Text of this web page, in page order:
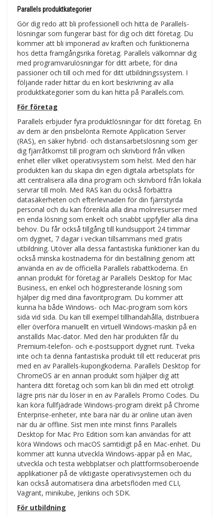
Parallels produktkategorier
Gör dig redo att bli professionell och hitta de Parallels-
lösningar som fungerar bäst för dig och ditt företag. Du
kommer att bli imponerad av kraften och funktionerna
hos detta framgångsrika företag. Parallels välkomnar dig
med programvarulösningar för ditt arbete, för dina
passioner och till och med för ditt utbildningssystem. I
följande rader hittar du en kort beskrivning av alla
produktkategorier som du kan hitta på Parallels.com.
För företag
Parallels erbjuder fyra produktlösningar för ditt företag. En
av dem är den prisbelönta Remote Application Server
(RAS), en säker hybrid- och distansarbetslösning som ger
dig fjärråtkomst till program och skrivbord från vilken
enhet eller vilket operativsystem som helst. Med den här
produkten kan du skapa din egen digitala arbetsplats för
att centralisera alla dina program och skrivbord från lokala
servrar till moln. Med RAS kan du också förbättra
datasäkerheten och efterlevnaden för din fjärrstyrda
personal och du kan förenkla alla dina molnresurser med
en enda lösning som enkelt och snabbt uppfyller alla dina
behov. Du får också tillgång till kundsupport 24 timmar
om dygnet, 7 dagar i veckan tillsammans med gratis
utbildning. Utöver alla dessa fantastiska funktioner kan du
också minska kostnaderna för din beställning genom att
använda en av de officiella Parallels rabattkoderna. En
annan produkt för företag är Parallels Desktop for Mac
Business, en enkel och högpresterande lösning som
hjälper dig med dina favoritprogram. Du kommer att
kunna ha både Windows- och Mac-program som körs
sida vid sida. Du kan till exempel tillhandahålla, distribuera
eller överföra manuellt en virtuell Windows-maskin på en
anställds Mac-dator. Med den här produkten får du
Premium-telefon- och e-postsupport dygnet runt. Tveka
inte och ta denna fantastiska produkt till ett reducerat pris
med en av Parallels-kupongkoderna. Parallels Desktop for
ChromeOS är en annan produkt som hjälper dig att
hantera ditt företag och som kan bli din med ett otroligt
lägre pris när du löser in en av Parallels Promo Codes. Du
kan köra fullfjädrade Windows-program direkt på Chrome
Enterprise-enheter, inte bara när du är online utan även
när du är offline. Sist men inte minst finns Parallels
Desktop for Mac Pro Edition som kan användas för att
köra Windows och macOS samtidigt på en Mac-enhet. Du
kommer att kunna utveckla Windows-appar på en Mac,
utveckla och testa webbplatser och plattformsoberoende
applikationer på de viktigaste operativsystemen och du
kan också automatisera dina arbetsflöden med CLI,
Vagrant, minikube, Jenkins och SDK.
För utbildning